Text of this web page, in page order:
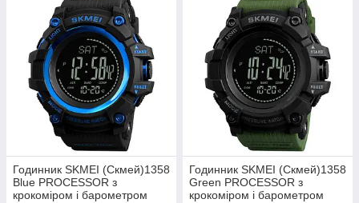
Годинник SKMEI (Скмей)1358
Blue PROCESSOR з
крокоміром і барометром
Годинник SKMEI (Скмей)1358
Green PROCESSOR з
крокоміром і барометром